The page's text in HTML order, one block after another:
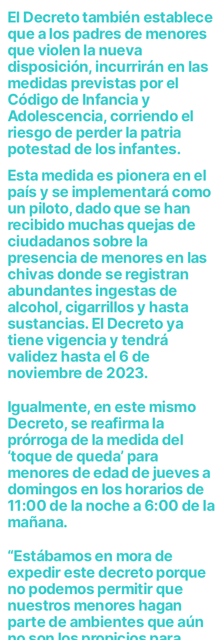
El Decreto también establece
que a los padres de menores
que violen la nueva
disposición, incurrirán en las
medidas previstas por el
Código de Infancia y
Adolescencia, corriendo el
riesgo de perder la patria
potestad de los infantes.
Esta medida es pionera en el
país y se implementará como
un piloto, dado que se han
recibido muchas quejas de
ciudadanos sobre la
presencia de menores en las
chivas donde se registran
abundantes ingestas de
alcohol, cigarrillos y hasta
sustancias. El Decreto ya
tiene vigencia y tendrá
validez hasta el 6 de
noviembre de 2023.
Igualmente, en este mismo
Decreto, se reafirma la
prórroga de la medida del
‘toque de queda’ para
menores de edad de jueves a
domingos en los horarios de
11:00 de la noche a 6:00 de la
mañana.
“Estábamos en mora de
expedir este decreto porque
no podemos permitir que
nuestros menores hagan
parte de ambientes que aún